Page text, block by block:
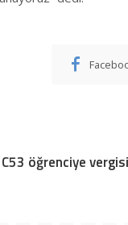
öğrenciye